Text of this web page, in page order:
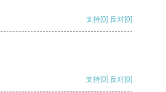
支持[0] 反对[0]
支持[0] 反对[0]